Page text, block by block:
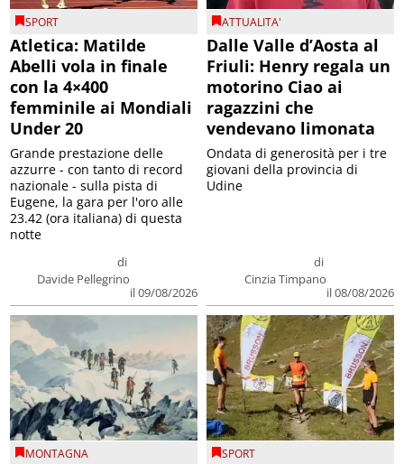
SPORT
Atletica: Matilde
Abelli vola in finale
con la 4×400
femminile ai Mondiali
Under 20
di
Davide Pellegrino
il 09/08/2026
Grande prestazione delle
azzurre - con tanto di record
nazionale - sulla pista di
Eugene, la gara per l'oro alle
23.42 (ora italiana) di questa
notte
ATTUALITA'
Dalle Valle d’Aosta al
Friuli: Henry regala un
motorino Ciao ai
ragazzini che
vendevano limonata
di
Cinzia Timpano
il 08/08/2026
Ondata di generosità per i tre
giovani della provincia di
Udine
MONTAGNA SPORT